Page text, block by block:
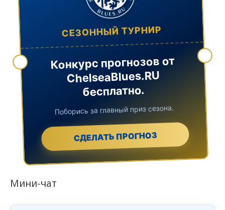
СЕЗОННЫЙ ТУРНИР
Конкурс прогнозов от
ChelseaBlues.RU
бесплатно.
Поборись за главный приз сезона.
СДЕЛАТЬ ПРОГНОЗ
Мини-чат